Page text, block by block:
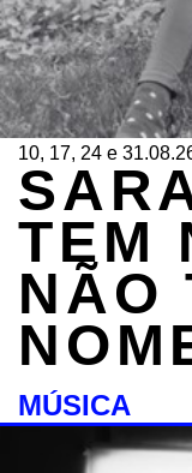
10, 17, 24 e
TEM
NÃO
MÚSICA